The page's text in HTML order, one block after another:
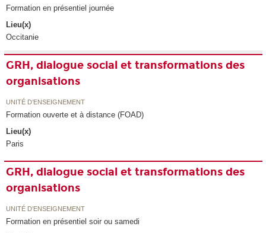
Formation en présentiel journée
Lieu(x)
Occitanie
GRH, dialogue social et transformations des
organisations
UNITÉ D’ENSEIGNEMENT
Formation ouverte et à distance (FOAD)
Lieu(x)
Paris
GRH, dialogue social et transformations des
organisations
UNITÉ D’ENSEIGNEMENT
Formation en présentiel soir ou samedi